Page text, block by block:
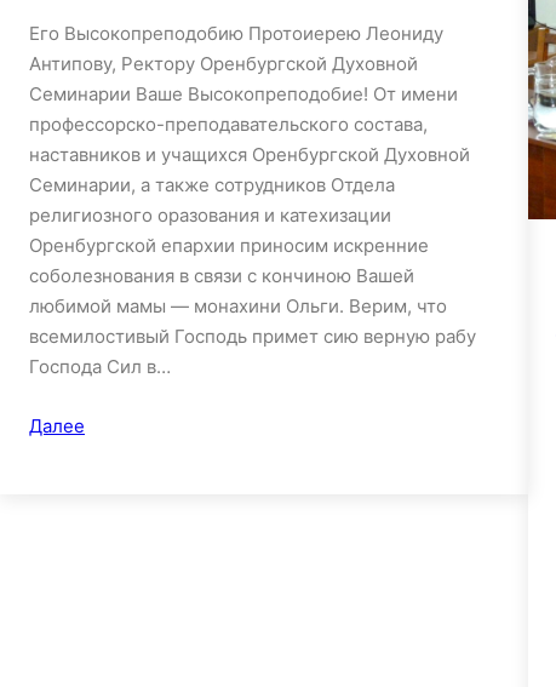
Его Высокопреподобию Протоиерею Леониду
Антипову, Ректору Оренбургской Духовной
Семинарии Ваше Высокопреподобие! От имени
профессорско-преподавательского состава,
наставников и учащихся Оренбургской Духовной
Семинарии, а также сотрудников Отдела
религиозного оразования и катехизации
Оренбургской епархии приносим искренние
соболезнования в связи с кончиною Вашей
любимой мамы — монахини Ольги. Верим, что
всемилостивый Господь примет сию верную рабу
Господа Сил в…
Далее